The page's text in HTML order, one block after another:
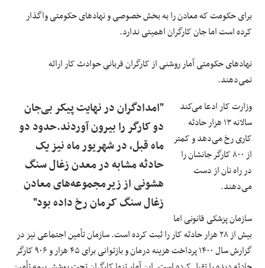
برای حکومت که معادن را به بخش خصوصی و نهادهای حکومتی واگذار
کرده است اما جان کارگران اهمیتی ندارد.
نهادهای حکومتی آمار روشنی از کارگران قربانی حوادث کار ارائه
نمی‌دهند.
"امدادگران در نهایت پیکر بی‌جان
دو کارگر را بیرون آوردند.حدود دو
ماه قبل، در شهریور ماه نیز یک
حادثه مشابه در معدن زغال سنگ
هشونی از زیرمجموعه‌های معادن
زغال سنگ کرمان رخ داده بود"
وزارت کار ادعا می‌کند
سالانه ۱۳ هزار حادثه
کاری رخ می‌دهد و کمتر
از ۸۰۰ کارگر جانشان را
در راه نان از دست
می‌دهند.
سازمان پزشکی قانونی اما
بیش از ۲۸ هزار حادثه کار را ثبت کرده است. سازمان تأمین اجتماعی نیز در
گزارش سال ۱۴۰۰ پرداخت هزینه درمان و بازتوانی برای ۴۵ هزار و ۹۰۶ کارگر